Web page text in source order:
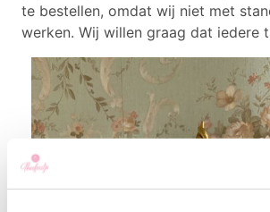
te bestellen, omdat wij niet met
werken. Wij willen graag dat iedere